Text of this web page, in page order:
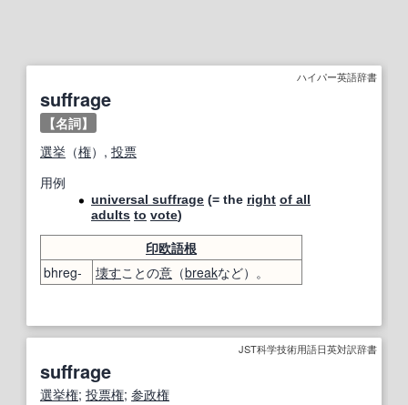
ハイパー英語辞書
suffrage
【名詞】
選挙 （権）, 投票
用例
universal suffrage (= the right of all
adults to vote)
印欧語根
bhreg-
壊すことの意 （breakなど）。
JST科学技術用語日英対訳辞書
suffrage
選挙権; 投票権; 参政権